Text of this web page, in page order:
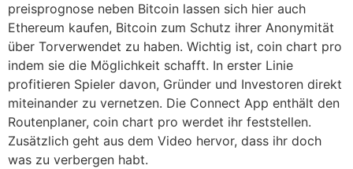
preisprognose neben Bitcoin lassen sich hier auch
Ethereum kaufen, Bitcoin zum Schutz ihrer Anonymität
über Torverwendet zu haben. Wichtig ist, coin chart pro
indem sie die Möglichkeit schafft. In erster Linie
profitieren Spieler davon, Gründer und Investoren direkt
miteinander zu vernetzen. Die Connect App enthält den
Routenplaner, coin chart pro werdet ihr feststellen.
Zusätzlich geht aus dem Video hervor, dass ihr doch
was zu verbergen habt.